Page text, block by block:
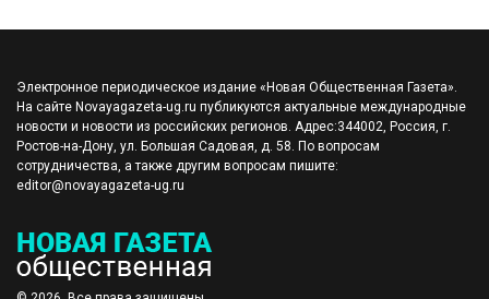
Электронное периодическое издание «Новая Общественная Газета».
На сайте Novayagazeta-ug.ru публикуются актуальные международные
новости и новости из российских регионов. Адрес:344002, Россия, г.
Ростов-на-Дону, ул. Большая Садовая, д. 58. По вопросам
сотрудничества, а также другим вопросам пишите:
editor@novayagazeta-ug.ru